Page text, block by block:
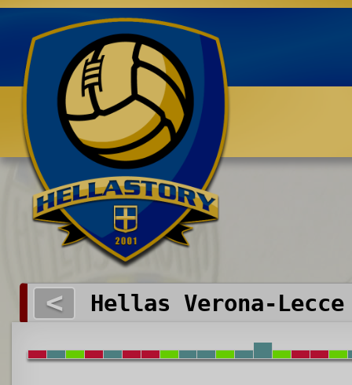
Benvenuti su HELLASTORY.net
< Hellas Verona-